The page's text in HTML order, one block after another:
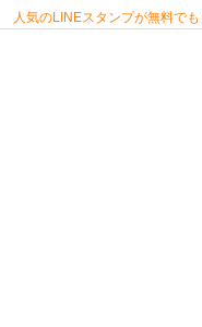
人気のLINEスタンプが無料で